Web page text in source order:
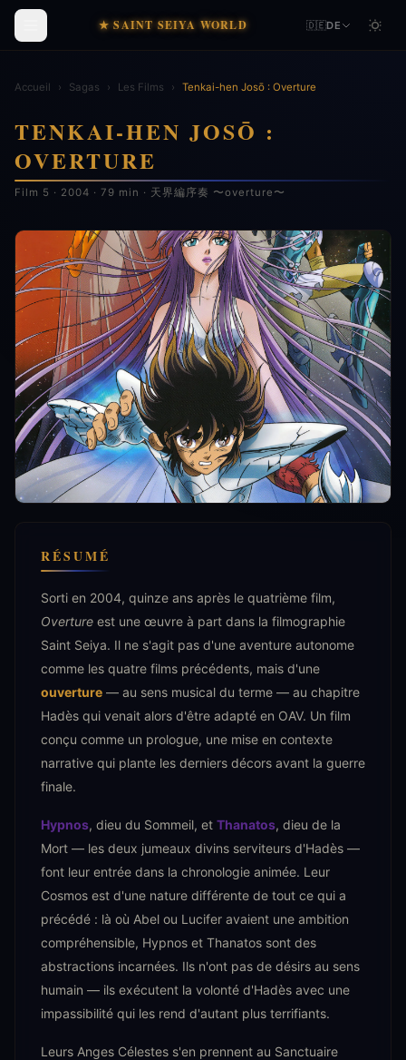
★ SAINT SEIYA WORLD 🇩🇪DE
Accueil › Sagas › Les Films › Tenkai-hen Josō : Overture
TENKAI-HEN JOSŌ :
OVERTURE
Film 5 · 2004 · 79 min · 天界編序奏 〜overture〜
RÉSUMÉ
Sorti en 2004, quinze ans après le quatrième film,
Overture est une œuvre à part dans la filmographie
Saint Seiya. Il ne s'agit pas d'une aventure autonome
comme les quatre films précédents, mais d'une
ouverture — au sens musical du terme — au chapitre
Hadès qui venait alors d'être adapté en OAV. Un film
conçu comme un prologue, une mise en contexte
narrative qui plante les derniers décors avant la guerre
finale.
Hypnos, dieu du Sommeil, et Thanatos, dieu de la
Mort — les deux jumeaux divins serviteurs d'Hadès —
font leur entrée dans la chronologie animée. Leur
Cosmos est d'une nature différente de tout ce qui a
précédé : là où Abel ou Lucifer avaient une ambition
compréhensible, Hypnos et Thanatos sont des
abstractions incarnées. Ils n'ont pas de désirs au sens
humain — ils exécutent la volonté d'Hadès avec une
impassibilité qui les rend d'autant plus terrifiants.
Leurs Anges Célestes s'en prennent au Sanctuaire